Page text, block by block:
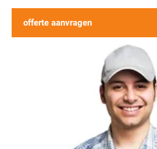
offerte aanvragen